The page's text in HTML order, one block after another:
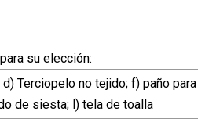
su elección:
Terciopelo no tejido; f) paño
de siesta; l) tela de toalla